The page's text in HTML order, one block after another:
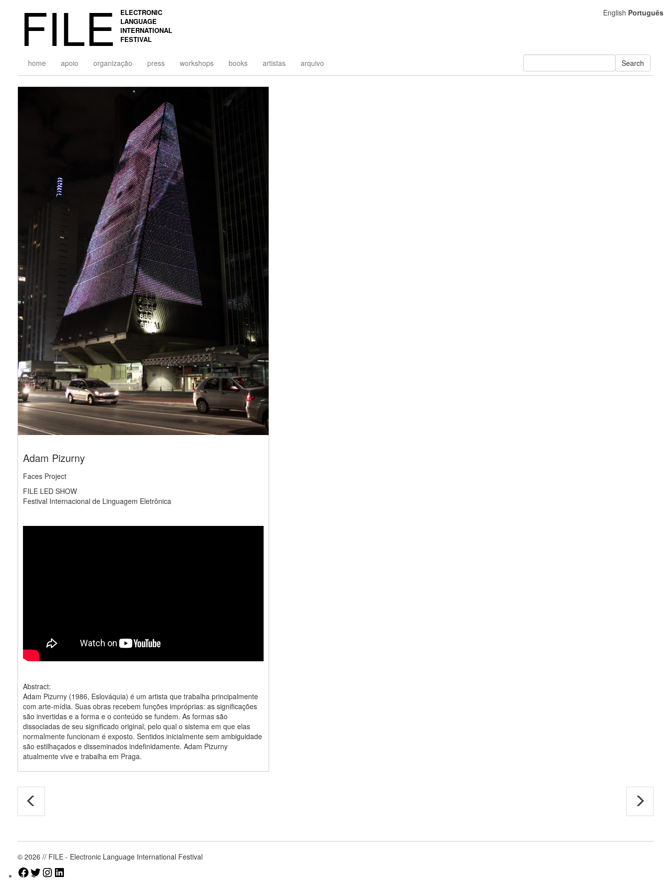
FILE
ELECTRONIC
LANGUAGE
INTERNATIONAL
FESTIVAL
home apoio organização press workshops books artistas arquivo Search
Adam Pizurny
Faces Project
FILE LED SHOW
Festival Internacional de Linguagem Eletrônica
Abstract:
Adam Pizurny (1986, Eslováquia) é um artista que trabalha principalmente
com arte-mídia. Suas obras recebem funções impróprias: as significações
são invertidas e a forma e o conteúdo se fundem. As formas são
dissociadas de seu significado original, pelo qual o sistema em que elas
normalmente funcionam é exposto. Sentidos inicialmente sem ambiguidade
são estilhaçados e disseminados indefinidamente. Adam Pizurny
atualmente vive e trabalha em Praga.
© 2026 // FILE - Electronic Language International Festival
Facebook
TwitterInstagram
English Português